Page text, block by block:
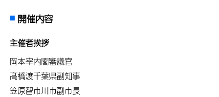
開催内容
主催者挨拶
岡本宰内閣審議官
髙橋渡千葉県副知事
笠原智市川市副市長